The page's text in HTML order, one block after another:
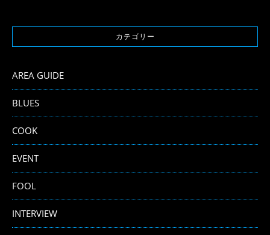
カテゴリー
AREA GUIDE
BLUES
COOK
EVENT
FOOL
INTERVIEW